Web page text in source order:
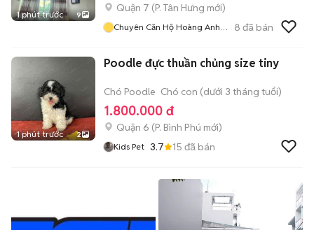
1 phút trước 9
Quận 7 (P. Tân Hưng mới)
Chuyên Căn Hộ Hoàng Anh
8 đã bán
1 phút trước 2
Poodle đực thuần chủng size tiny
Chó Poodle Chó con (dưới 3 tháng tuổi)
1.800.000 đ
Quận 6 (P. Bình Phú mới)
Kids Pet 3.7 15 đã bán